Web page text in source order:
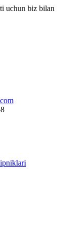
uchun biz bilan